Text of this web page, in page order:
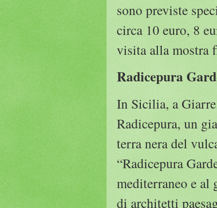
sono previste
circa 10 euro, 8
visita alla mostra
Radicepura
In Sicilia, a
Radicepura, un
terra nera del
“Radicepura
mediterraneo e
di architetti